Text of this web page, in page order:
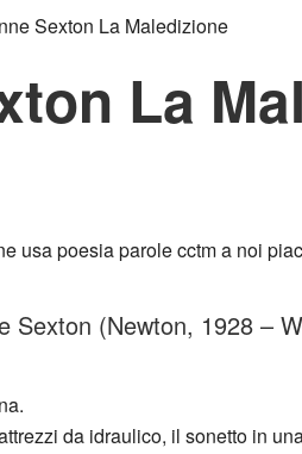
Sexton La Maledizione
La
Sexton (Newton, 1928 –
da idraulico, il sonetto in